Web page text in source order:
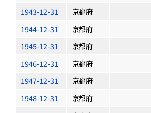
1943-12-31
京都府
1944-12-31
京都府
1945-12-31
京都府
1946-12-31
京都府
1947-12-31
京都府
1948-12-31
京都府